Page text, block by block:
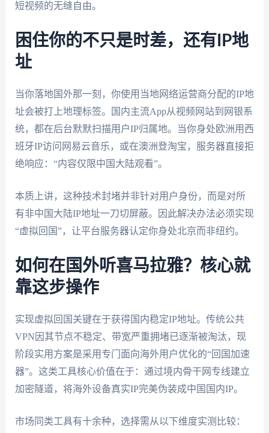
短视频的无缝自由。
困住你的不只是时差，还有IP地
址
当你落地国外那一刻，你使用当地网络运营商分配的IP地
址会被打上地理标签。国内主流App从视频网站到网银系
统，都在后台默默扫描用户IP归属地。当你身处欧洲用西
班牙IP访问网易云音乐，或在澳洲登淘宝，服务器直接拒
绝响应：“内容仅限中国大陆观看”。
本质上讲，这种技术封堵并非针对用户身份，而是对所
有非中国大陆IP地址一刀切屏蔽。因此解决办法必须实现
“虚拟回国”，让平台服务器认定你身处北京而非纽约。
如何在国外听喜马拉雅？核心就
靠这步操作
实现虚拟回国关键在于获得国内稳定IP地址。传统公共
VPN因其节点不稳定、带宽严重拥堵已逐渐被淘汰，现
阶段实用方案是采用专门面向海外用户优化的“回国加速
器”。这类工具核心价值在于：通过境内骨干网专线建立
加密隧道，将海外设备真实IP完美伪装成中国国内IP。
市场同类工具有十余种，选择需从以下维度实测比较：